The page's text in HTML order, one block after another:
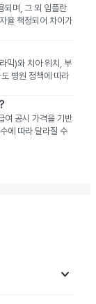
되며, 그 외 임플란
율 책정되어 차이가
믹)와 치아 위치, 부
병원 정책에 따라
여 공시 가격을 기반
에 따라 달라질 수
keyboard_arrow_down